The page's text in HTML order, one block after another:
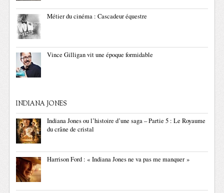
Métier du cinéma : Cascadeur équestre
Vince Gilligan vit une époque formidable
INDIANA JONES
Indiana Jones ou l’histoire d’une saga – Partie 5 : Le Royaume
du crâne de cristal
Harrison Ford : « Indiana Jones ne va pas me manquer »